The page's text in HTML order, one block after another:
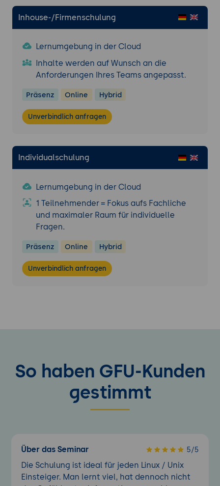
Inhouse-/Firmenschulung
Lernumgebung in der Cloud
Inhalte werden auf Wunsch an die
Anforderungen Ihres Teams angepasst.
Präsenz Online Hybrid
Unverbindlich anfragen
Individualschulung
Lernumgebung in der Cloud
1 Teilnehmender = Fokus aufs Fachliche
und maximaler Raum für individuelle
Fragen.
Präsenz Online Hybrid
Unverbindlich anfragen
So haben GFU-Kunden
gestimmt
Über das Seminar 5/5
Die Schulung ist ideal für jeden Linux / Unix
Einsteiger. Man lernt viel, hat dennoch nicht